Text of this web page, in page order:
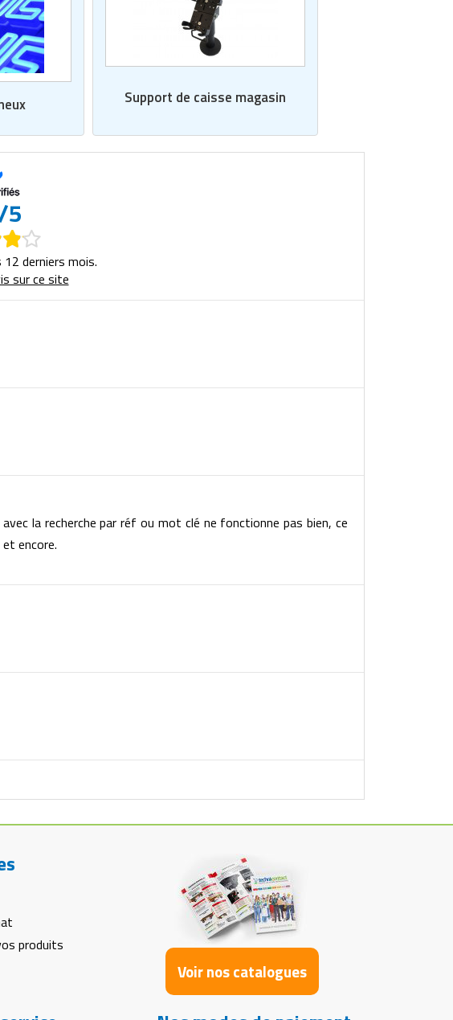
Support de caisse magasin
derniers mois.
sur ce site
la recherche par réf ou mot clé ne fonctionne pas bien, ce
encore.
produits
Voir nos catalogues